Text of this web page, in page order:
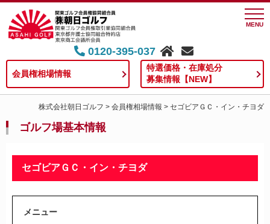
MENU
0120-395-037
会員権相場情報
特選価格・在庫処分
募集情報【NEW】
株式会社朝日ゴルフ > 会員権相場情報 > セゴビアＧＣ・イン・チヨダ
ゴルフ場基本情報
セゴビアＧＣ・イン・チヨダ
メニュー